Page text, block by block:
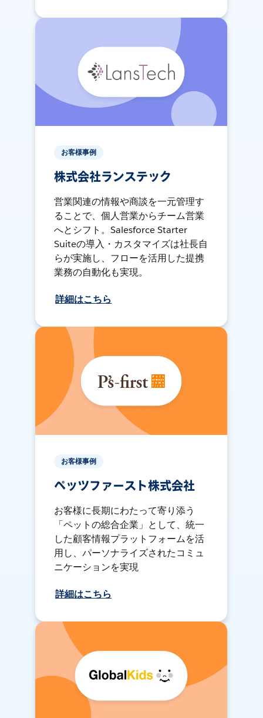
お客様事例
株式会社ランステック
営業関連の情報や商談を一元管理す
ることで、個人営業からチーム営業
へとシフト。Salesforce Starter
Suiteの導入・カスタマイズは社長自
らが実施し、フローを活用した提携
業務の自動化も実現。
詳細はこちら
お客様事例
ペッツファースト株式会社
お客様に長期にわたって寄り添う
「ペットの総合企業」として、統一
した顧客情報プラットフォームを活
用し、パーソナライズされたコミュ
ニケーションを実現
詳細はこちら